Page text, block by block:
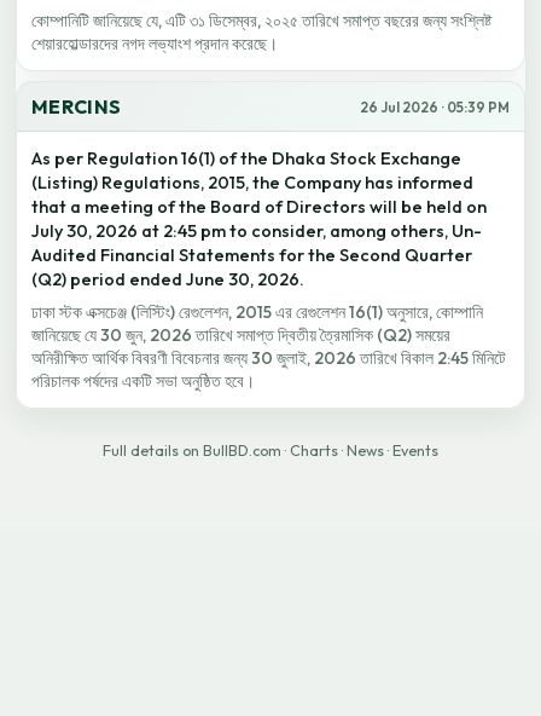
কোম্পানিটি জানিয়েছে যে, এটি ৩১ ডিসেম্বর, ২০২৫ তারিখে সমাপ্ত বছরের জন্য সংশ্লিষ্ট
শেয়ারহোল্ডারদের নগদ লভ্যাংশ প্রদান করেছে।
MERCINS 26 Jul 2026 · 05:39 PM
As per Regulation 16(1) of the Dhaka Stock Exchange
(Listing) Regulations, 2015, the Company has informed
that a meeting of the Board of Directors will be held on
July 30, 2026 at 2:45 pm to consider, among others, Un-
Audited Financial Statements for the Second Quarter
(Q2) period ended June 30, 2026.
ঢাকা স্টক এক্সচেঞ্জ (লিস্টিং) রেগুলেশন, 2015 এর রেগুলেশন 16(1) অনুসারে, কোম্পানি
জানিয়েছে যে 30 জুন, 2026 তারিখে সমাপ্ত দ্বিতীয় ত্রৈমাসিক (Q2) সময়ের
অনিরীক্ষিত আর্থিক বিবরণী বিবেচনার জন্য 30 জুলাই, 2026 তারিখে বিকাল 2:45 মিনিটে
পরিচালক পর্ষদের একটি সভা অনুষ্ঠিত হবে।
Full details on BullBD.com · Charts · News · Events